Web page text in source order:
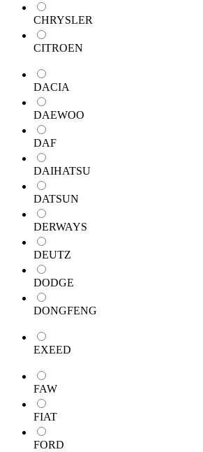
CHRYSLER
CITROEN
DACIA
DAEWOO
DAF
DAIHATSU
DATSUN
DERWAYS
DEUTZ
DODGE
DONGFENG
EXEED
FAW
FIAT
FORD